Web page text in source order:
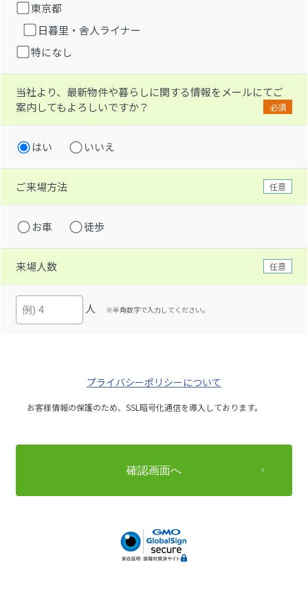
東京都
日暮里・舎人ライナー
特になし
当社より、最新物件や暮らしに関する情報をメールにてご
案内してもよろしいですか？
必須
はい いいえ
ご来場方法 任意
お車 徒歩
来場人数 任意
人 ※半角数字で入力してください。
プライバシーポリシーについて
お客様情報の保護のため、SSL暗号化通信を導入しております。